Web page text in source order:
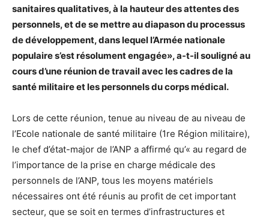
sanitaires qualitatives, à la hauteur des attentes des
personnels, et de se mettre au diapason du processus
de développement, dans lequel l’Armée nationale
populaire s’est résolument engagée», a-t-il souligné au
cours d’une réunion de travail avec les cadres de la
santé militaire et les personnels du corps médical.
Lors de cette réunion, tenue au niveau de au niveau de
l’Ecole nationale de santé militaire (1re Région militaire),
le chef d’état-major de l’ANP a affirmé qu’« au regard de
l’importance de la prise en charge médicale des
personnels de l’ANP, tous les moyens matériels
nécessaires ont été réunis au profit de cet important
secteur, que se soit en termes d’infrastructures et